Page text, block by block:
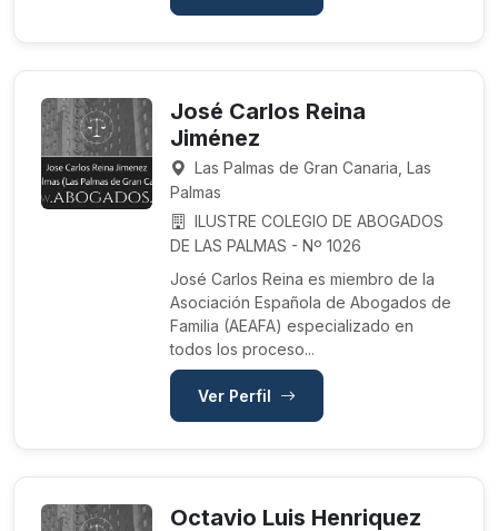
José Carlos Reina
Jiménez
Las Palmas de Gran Canaria, Las
Palmas
ILUSTRE COLEGIO DE ABOGADOS
DE LAS PALMAS - Nº 1026
José Carlos Reina es miembro de la
Asociación Española de Abogados de
Familia (AEAFA) especializado en
todos los proceso...
Ver Perfil
Octavio Luis Henriquez